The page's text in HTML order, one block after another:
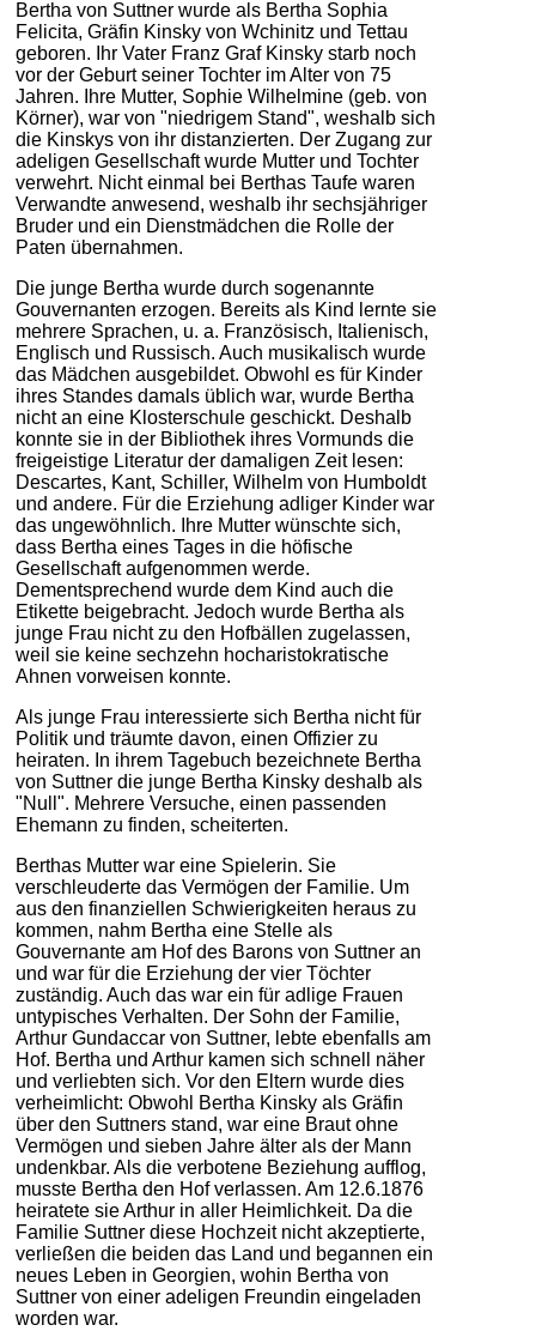
Bertha von Suttner wurde als Bertha Sophia
Felicita, Gräfin Kinsky von Wchinitz und Tettau
geboren. Ihr Vater Franz Graf Kinsky starb noch
vor der Geburt seiner Tochter im Alter von 75
Jahren. Ihre Mutter, Sophie Wilhelmine (geb. von
Körner), war von "niedrigem Stand", weshalb sich
die Kinskys von ihr distanzierten. Der Zugang zur
adeligen Gesellschaft wurde Mutter und Tochter
verwehrt. Nicht einmal bei Berthas Taufe waren
Verwandte anwesend, weshalb ihr sechsjähriger
Bruder und ein Dienstmädchen die Rolle der
Paten übernahmen.
Die junge Bertha wurde durch sogenannte
Gouvernanten erzogen. Bereits als Kind lernte sie
mehrere Sprachen, u. a. Französisch, Italienisch,
Englisch und Russisch. Auch musikalisch wurde
das Mädchen ausgebildet. Obwohl es für Kinder
ihres Standes damals üblich war, wurde Bertha
nicht an eine Klosterschule geschickt. Deshalb
konnte sie in der Bibliothek ihres Vormunds die
freigeistige Literatur der damaligen Zeit lesen:
Descartes, Kant, Schiller, Wilhelm von Humboldt
und andere. Für die Erziehung adliger Kinder war
das ungewöhnlich. Ihre Mutter wünschte sich,
dass Bertha eines Tages in die höfische
Gesellschaft aufgenommen werde.
Dementsprechend wurde dem Kind auch die
Etikette beigebracht. Jedoch wurde Bertha als
junge Frau nicht zu den Hofbällen zugelassen,
weil sie keine sechzehn hocharistokratische
Ahnen vorweisen konnte.
Als junge Frau interessierte sich Bertha nicht für
Politik und träumte davon, einen Offizier zu
heiraten. In ihrem Tagebuch bezeichnete Bertha
von Suttner die junge Bertha Kinsky deshalb als
"Null". Mehrere Versuche, einen passenden
Ehemann zu finden, scheiterten.
Berthas Mutter war eine Spielerin. Sie
verschleuderte das Vermögen der Familie. Um
aus den finanziellen Schwierigkeiten heraus zu
kommen, nahm Bertha eine Stelle als
Gouvernante am Hof des Barons von Suttner an
und war für die Erziehung der vier Töchter
zuständig. Auch das war ein für adlige Frauen
untypisches Verhalten. Der Sohn der Familie,
Arthur Gundaccar von Suttner, lebte ebenfalls am
Hof. Bertha und Arthur kamen sich schnell näher
und verliebten sich. Vor den Eltern wurde dies
verheimlicht: Obwohl Bertha Kinsky als Gräfin
über den Suttners stand, war eine Braut ohne
Vermögen und sieben Jahre älter als der Mann
undenkbar. Als die verbotene Beziehung aufflog,
musste Bertha den Hof verlassen. Am 12.6.1876
heiratete sie Arthur in aller Heimlichkeit. Da die
Familie Suttner diese Hochzeit nicht akzeptierte,
verließen die beiden das Land und begannen ein
neues Leben in Georgien, wohin Bertha von
Suttner von einer adeligen Freundin eingeladen
worden war.